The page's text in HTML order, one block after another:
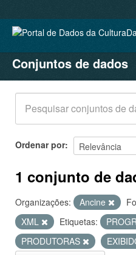
CONJUNTOS DE DADOS
ORGANIZAÇÕES
GRUPOS
SOBRE
Conjuntos de dados
Ordenar por
1 conjunto de
Organizações: Ancine
XML
Etiquetas:
PRODUTORAS